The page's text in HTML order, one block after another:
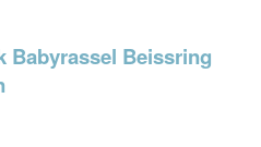
Babyrassel Beissring